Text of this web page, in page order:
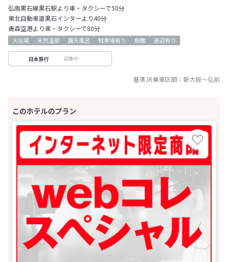
弘南黒石線黒石駅より車・タクシーで50分
東北自動車道黒石インターより40分
青森空港より車・タクシーで80分
大浴場 天然温泉 露天風呂 駐車場有り 旅館 送迎有り
日本旅行 収集中
基準JR乗車区間： 新大阪～弘前